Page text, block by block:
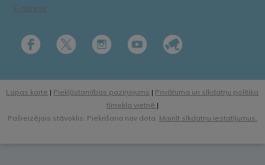
E-adrese
Lapas karte | Piekļūstamības paziņojums | Privātuma un sīkdatņu politika
tīmekļa vietnē |
Pašreizējais stāvoklis: Piekrišana nav dota. Mainīt sīkdatņu iestatījumus.